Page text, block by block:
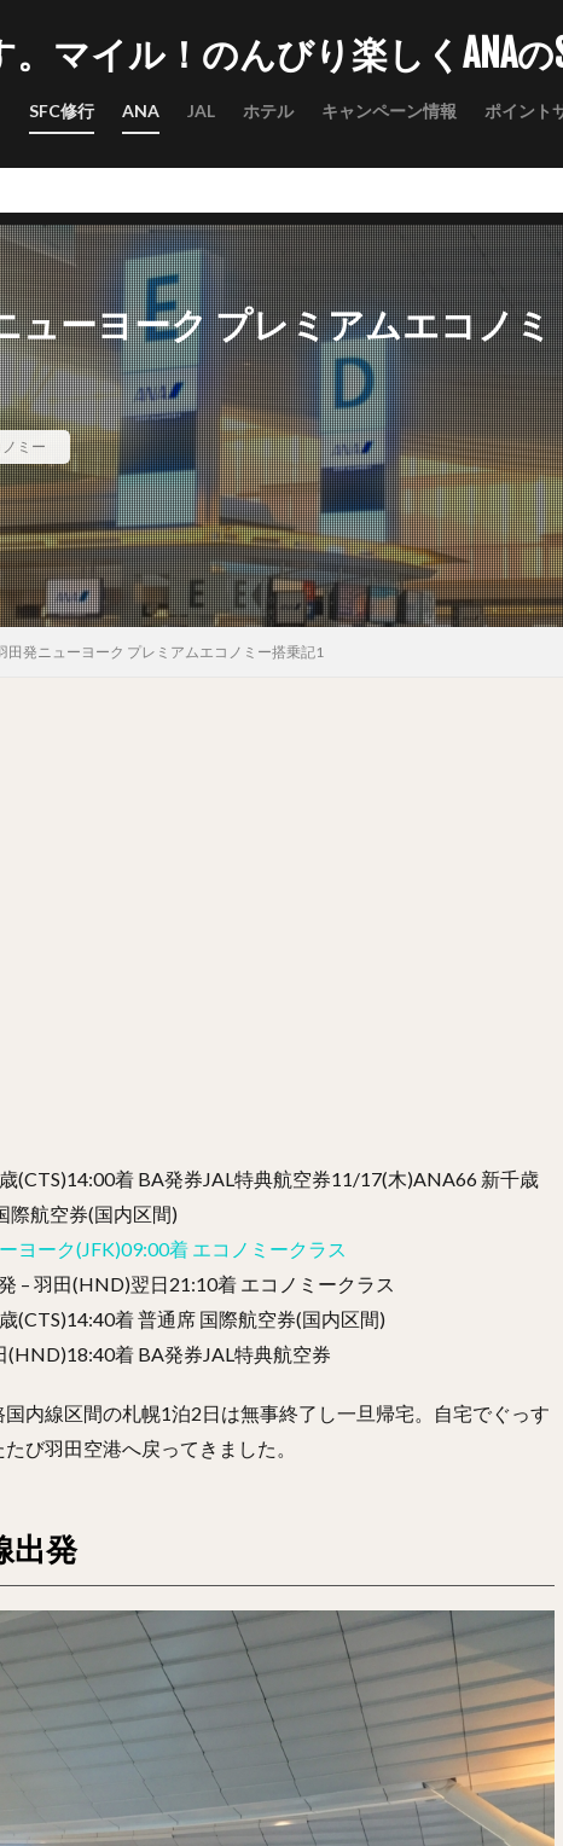
。マイル！のんびり楽しくANAの
SFC修行 ANA JAL ホテル キャンペーン情報 ポイント
ューヨーク プレミアムエコノミ
ミー
田発ニューヨーク プレミアムエコノミー搭乗記1
(CTS)14:00着 BA発券JAL特典航空券11/17(木)ANA66 新千歳
際航空券(国内区間)
ーク(JFK)09:00着 エコノミークラス
– 羽田(HND)翌日21:10着 エコノミークラス
着 普通席 国際航空券(国内区間)
着 BA発券JAL特典航空券
内線区間の札幌1泊2日は無事終了し一旦帰宅。自宅でぐっす
び羽田空港へ戻ってきました。
出発